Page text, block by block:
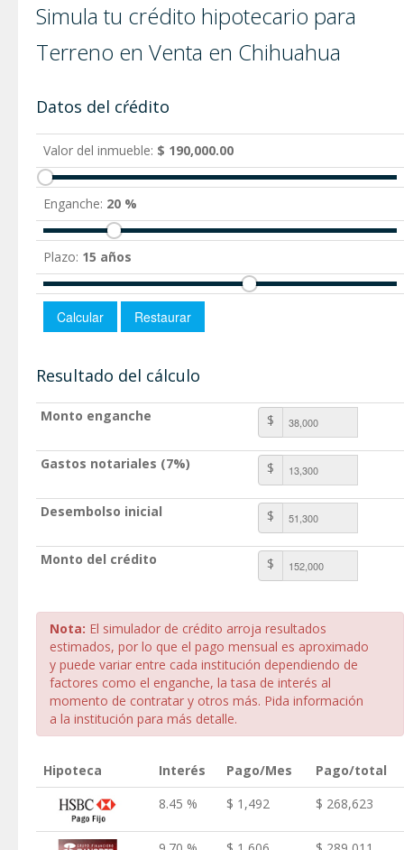
Simula tu crédito hipotecario para
Terreno en Venta en Chihuahua
Datos del cŕédito
Valor del inmueble: $ 190,000.00
Enganche: 20 %
Plazo: 15 años
Resultado del cálculo
Monto enganche $
Gastos notariales (7%) $
Desembolso inicial $
Monto del crédito $
Nota: El simulador de crédito arroja resultados
estimados, por lo que el pago mensual es aproximado
y puede variar entre cada institución dependiendo de
factores como el enganche, la tasa de interés al
momento de contratar y otros más. Pida información
a la institución para más detalle.
Hipoteca Interés Pago/Mes
Pago/total
8.45 %
$ 1,492 $ 268,623